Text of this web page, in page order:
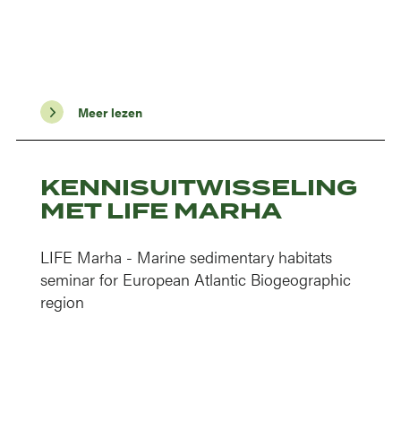
Meer lezen
KENNISUITWISSELING
MET LIFE MARHA
LIFE Marha - Marine sedimentary habitats
seminar for European Atlantic Biogeographic
region